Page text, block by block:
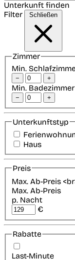
Unterkunft finden
Filter
Schließen
Zimmer
Min.
− +
Min. Badezimmer
− +
Unterkunftstyp
Haus
Preis
Max. Ab-Preis
Max. Ab-Preis
p. Nacht
€
Rabatte
Last-Minute